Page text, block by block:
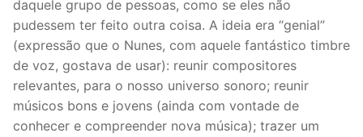
daquele grupo de pessoas, como se eles não
pudessem ter feito outra coisa. A ideia era “genial”
(expressão que o Nunes, com aquele fantástico timbre
de voz, gostava de usar): reunir compositores
relevantes, para o nosso universo sonoro; reunir
músicos bons e jovens (ainda com vontade de
conhecer e compreender nova música); trazer um